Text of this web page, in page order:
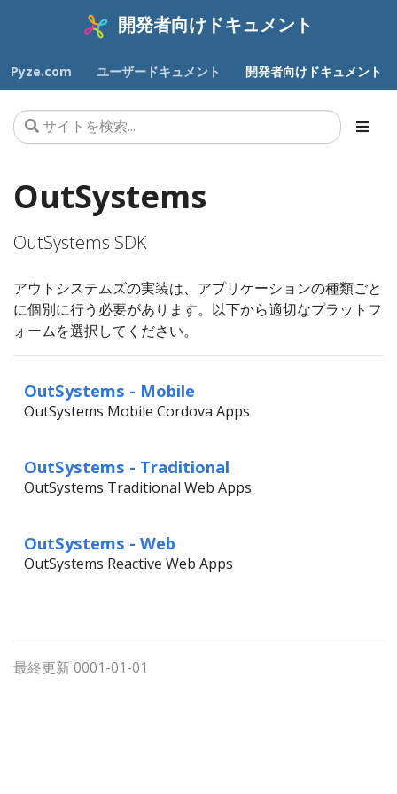
開発者向けドキュメント
Pyze.com ユーザードキュメント 開発者向けドキュメント
OutSystems
OutSystems SDK
アウトシステムズの実装は、アプリケーションの種類ごと
に個別に行う必要があります。以下から適切なプラットフ
ォームを選択してください。
OutSystems - Mobile
OutSystems Mobile Cordova Apps
OutSystems - Traditional
OutSystems Traditional Web Apps
OutSystems - Web
OutSystems Reactive Web Apps
最終更新 0001-01-01